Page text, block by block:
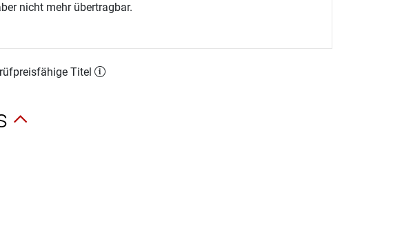
nicht mehr übertragbar.
Titel